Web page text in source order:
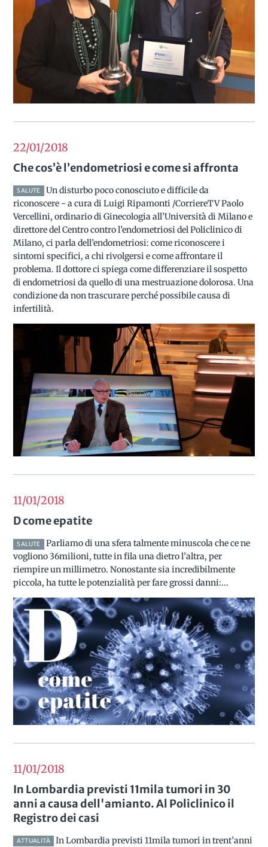
22/012018
Che cos’è l’endometriosi e come si affronta
SALUTE
Un disturbo poco conosciuto e difficile da
riconoscere - a cura di Luigi Ripamonti /CorriereTV Paolo
Vercellini, ordinario di Ginecologia all’Università di Milano e
direttore del Centro contro l’endometriosi del Policlinico di
Milano, ci parla dell’endometriosi: come riconoscere i
sintomi specifici, a chi rivolgersi e come affrontare il
problema. Il dottore ci spiega come differenziare il sospetto
di endometriosi da quello di una mestruazione dolorosa. Una
condizione da non trascurare perché possibile causa di
infertilità.
11/012018
D come epatite
SALUTE
Parliamo di una sfera talmente minuscola che ce ne
vogliono 36milioni, tutte in fila una dietro l’altra, per
riempire un millimetro. Nonostante sia incredibilmente
piccola, ha tutte le potenzialità per fare grossi danni:...
11/012018
In Lombardia previsti 11mila tumori in 30
anni a causa dell'amianto. Al Policlinico il
Registro dei casi
ATTUALITÀ
In Lombardia previsti 11mila tumori in trent’anni